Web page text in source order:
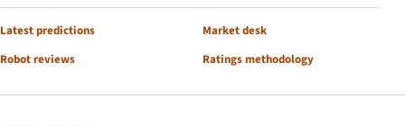
Latest predictions
Market desk
Robot reviews
Ratings methodology